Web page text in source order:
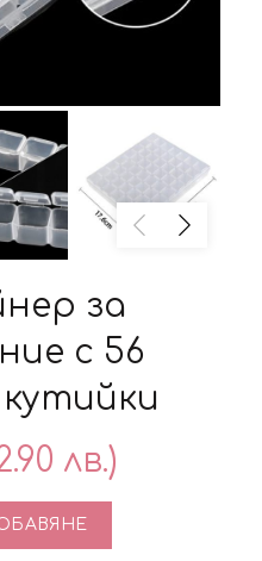
за
с 56
лв.)
за Контейнер за